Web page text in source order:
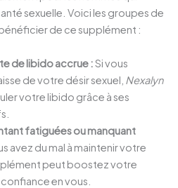
sexuelle. Voici les groupes de
de ce supplément :
de libido accrue :Si vous
de votre désir sexuel, Nexalyn
votre libido grâce à ses
fatiguées ou manquant
avez du mal à maintenir votre
peut boostez votre
en vous.